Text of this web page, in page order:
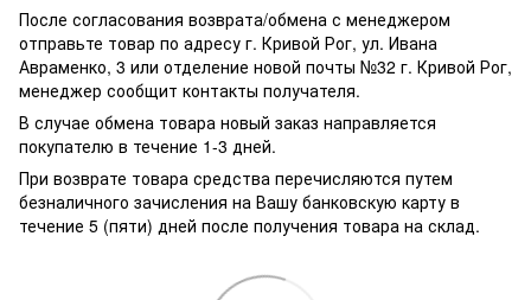
После согласования возврата/обмена с менеджером
отправьте товар по адресу г. Кривой Рог, ул. Ивана
Авраменко, 3 или отделение новой почты №32 г. Кривой Рог,
менеджер сообщит контакты получателя.
В случае обмена товара новый заказ направляется
покупателю в течение 1-3 дней.
При возврате товара средства перечисляются путем
безналичного зачисления на Вашу банковскую карту в
течение 5 (пяти) дней после получения товара на склад.